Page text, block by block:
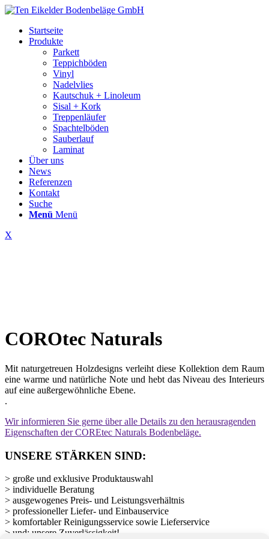
Startseite
Produkte
Parkett
Teppichböden
Vinyl
Nadelvlies
Kautschuk + Linoleum
Sisal + Kork
Treppenläufer
Spachtelböden
Sauberlauf
Laminat
Über uns
News
Referenzen
Kontakt
Suche
Menü Menü
X
COROtec Naturals
Mit naturgetreuen Holzdesigns verleiht diese Kollektion dem Raum
eine warme und natürliche Note und hebt das Niveau des Interieurs
auf eine außergewöhnliche Ebene.
.
Wir informieren Sie gerne über alle Details zu den herausragenden
Eigenschaften der COREtec Naturals Bodenbeläge.
UNSERE STÄRKEN SIND:
> große und exklusive Produktauswahl
> individuelle Beratung
> ausgewogenes Preis- und Leistungsverhältnis
> professioneller Liefer- und Einbauservice
> komfortabler Reinigungsservice sowie Lieferservice
> und: unsere Zuverlässigkeit!